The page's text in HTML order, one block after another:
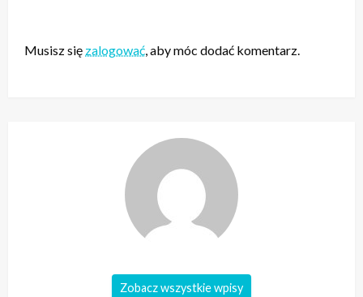
Musisz się zalogować, aby móc dodać komentarz.
Zobacz wszystkie wpisy